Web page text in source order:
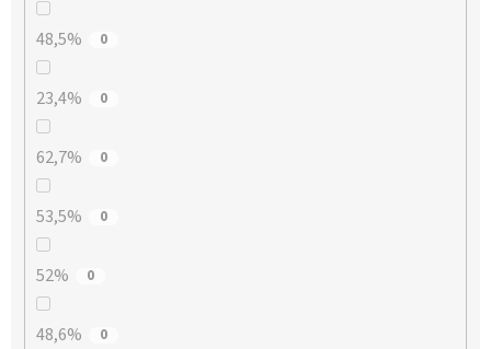
48,5% 0
23,4% 0
62,7% 0
53,5% 0
52% 0
48,6% 0